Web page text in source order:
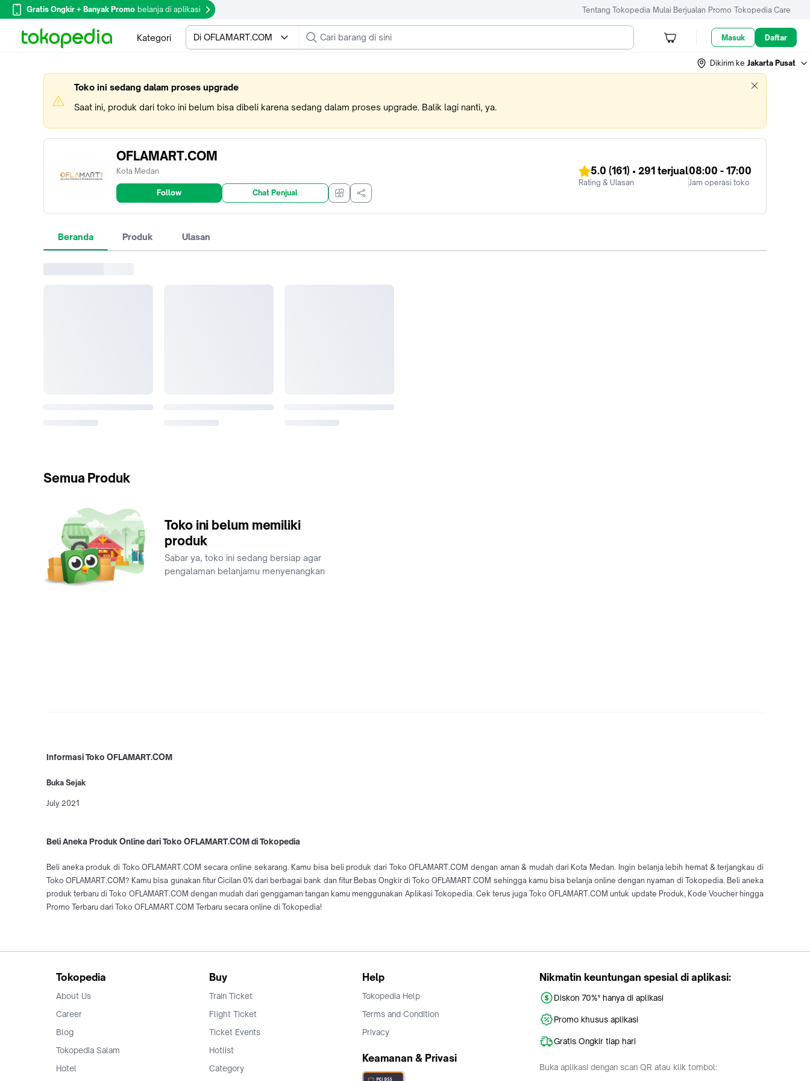
Gratis Ongkir + Banyak Promo belanja di aplikasi Tentang Tokopedia Mulai Berjualan Promo Tokopedia Care
Kategori Di OFLAMART.COM Masuk Daftar
Dikirim ke Jakarta Pusat
Toko ini sedang dalam proses upgrade
Saat ini, produk dari toko ini belum bisa dibeli karena sedang dalam proses upgrade. Balik lagi nanti, ya.
OFLAMART.COM
Kota Medan
Follow Chat Penjual
5.0 (161) • 291 terjual
Rating & Ulasan
08:00 - 17:00
Jam operasi toko
Beranda Produk Ulasan
Semua Produk
Toko ini belum memiliki
produk
Sabar ya, toko ini sedang bersiap agar
pengalaman belanjamu menyenangkan
Informasi Toko OFLAMART.COM
Buka Sejak
July 2021
Beli Aneka Produk Online dari Toko OFLAMART.COM di Tokopedia
Beli aneka produk di Toko OFLAMART.COM secara online sekarang. Kamu bisa beli produk dari Toko OFLAMART.COM dengan aman & mudah dari Kota Medan. Ingin belanja lebih hemat & terjangkau di
Toko OFLAMART.COM? Kamu bisa gunakan fitur Cicilan 0% dari berbagai bank dan fitur Bebas Ongkir di Toko OFLAMART.COM sehingga kamu bisa belanja online dengan nyaman di Tokopedia. Beli aneka
produk terbaru di Toko OFLAMART.COM dengan mudah dari genggaman tangan kamu menggunakan Aplikasi Tokopedia. Cek terus juga Toko OFLAMART.COM untuk update Produk, Kode Voucher hingga
Promo Terbaru dari Toko OFLAMART.COM Terbaru secara online di Tokopedia!
Tokopedia
About Us
Career
Blog
Tokopedia Salam
Hotel
Buy
Train Ticket
Flight Ticket
Ticket Events
Hotlist
Category
Help
Tokopedia Help
Terms and Condition
Privacy
Keamanan & Privasi
Nikmatin keuntungan spesial di aplikasi:
Diskon 70%* hanya di aplikasi
Promo khusus aplikasi
Gratis Ongkir tiap hari
Buka aplikasi dengan scan QR atau klik tombol: